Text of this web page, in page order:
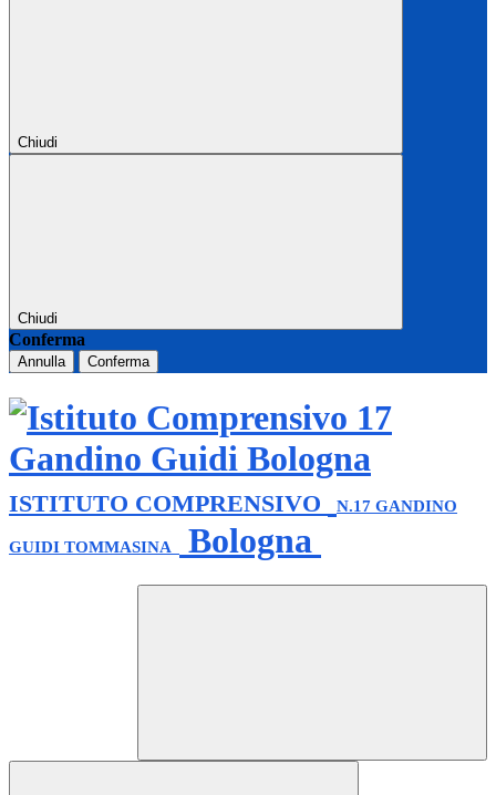
Chiudi
Chiudi
Conferma
Annulla Conferma
ISTITUTO COMPRENSIVO N.17 GANDINO
GUIDI TOMMASINA Bologna